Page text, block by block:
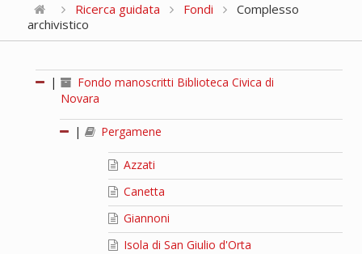
Ricerca guidata Fondi
Complesso
archivistico
|
Fondo manoscritti Biblioteca Civica di
Novara
| Pergamene
Azzati
Canetta
Giannoni
Isola di San Giulio d'Orta